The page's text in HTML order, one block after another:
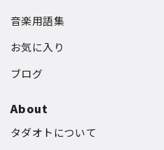
音楽用語集
お気に入り
ブログ
About
タダオトについて